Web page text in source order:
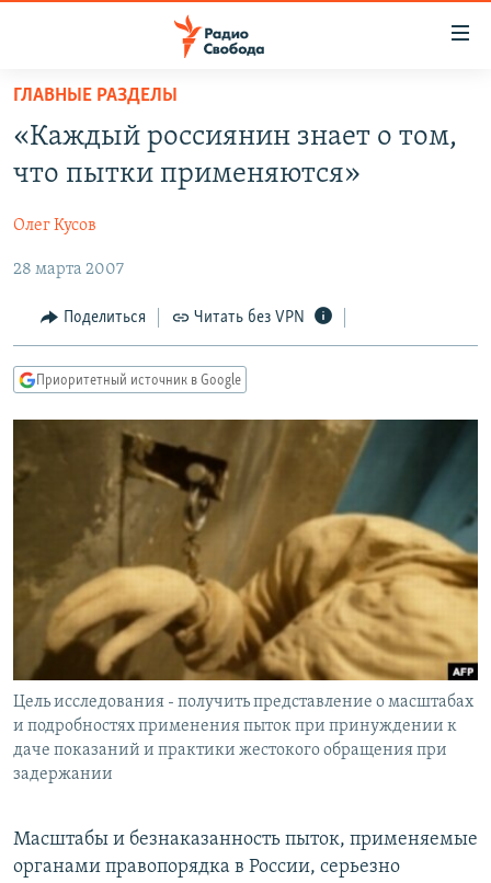
упрощенного
доступа
основному
Вернутся
главной
навигации
Вернутся
ПОДКАСТЫ
АВТОРСКИЕ ПРОЕКТЫ
ЦИТАТЫ СВОБОДЫ
МНЕНИЯ
КУЛЬТУРА
IDEL.РЕАЛИИ
КАВКАЗ.РЕАЛИИ
СЕВЕР.РЕАЛИИ
СИБИРЬ.РЕАЛИИ
РАСПИСАНИЕ ВЕЩАНИЯ
ПОДПИШИТЕСЬ НА РАССЫЛКУ
СОЦИАЛЬНЫЕ СЕТИ
Все сайты РСЕ/РС
ГЛАВНЫЕ РАЗДЕЛЫ
«Каждый россиянин знает о том,
что пытки применяются»
Олег Кусов
28 марта 2007
Поделиться Читать без VPN
Приоритетный источник в Google
Цель исследования - получить представление о масштабах
и подробностях применения пыток при принуждении к
даче показаний и практики жестокого обращения при
задержании
Масштабы и безнаказанность пыток, применяемые
органами правопорядка в России, серьезно